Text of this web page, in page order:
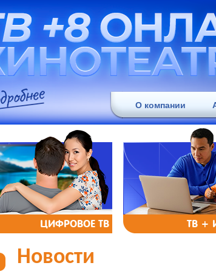
О компании
ЦИФРОВОЕ ТВ ТВ +
Новости